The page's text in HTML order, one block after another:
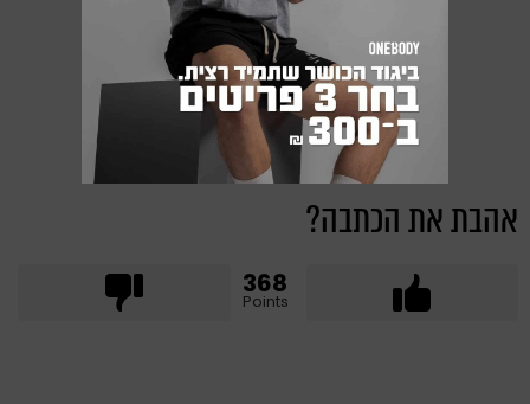
אהבת את הכתבה?
368
Points